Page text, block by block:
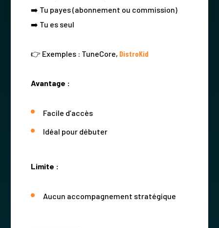
➡️ Tu payes (abonnement ou commission)
➡️ Tu es seul
👉 Exemples : TuneCore, DistroKid
Avantage :
Facile d’accès
Idéal pour débuter
Limite :
Aucun accompagnement stratégique